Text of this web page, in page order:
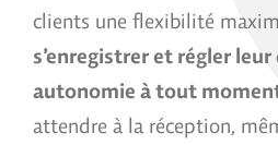
clients une flexibilité
s’enregistrer et régler
autonomie à tout
attendre à la réception,